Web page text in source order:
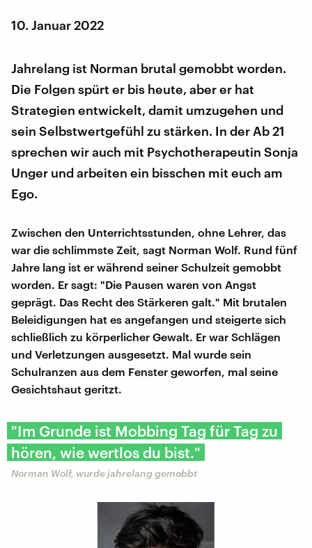
10. Januar 2022
Jahrelang ist Norman brutal gemobbt worden.
Die Folgen spürt er bis heute, aber er hat
Strategien entwickelt, damit umzugehen und
sein Selbstwertgefühl zu stärken. In der Ab 21
sprechen wir auch mit Psychotherapeutin Sonja
Unger und arbeiten ein bisschen mit euch am
Ego.
Zwischen den Unterrichtsstunden, ohne Lehrer, das
war die schlimmste Zeit, sagt Norman Wolf. Rund fünf
Jahre lang ist er während seiner Schulzeit gemobbt
worden. Er sagt: "Die Pausen waren von Angst
geprägt. Das Recht des Stärkeren galt." Mit brutalen
Beleidigungen hat es angefangen und steigerte sich
schließlich zu körperlicher Gewalt. Er war Schlägen
und Verletzungen ausgesetzt. Mal wurde sein
Schulranzen aus dem Fenster geworfen, mal seine
Gesichtshaut geritzt.
"Im Grunde ist Mobbing Tag für Tag zu
hören, wie wertlos du bist."
Norman Wolf, wurde jahrelang gemobbt